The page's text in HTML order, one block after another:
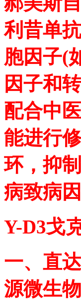
利昔单
胞因子(
因子和
配合中
能进行
环，抑
病致病
Y-D3戈
一、直
源微生